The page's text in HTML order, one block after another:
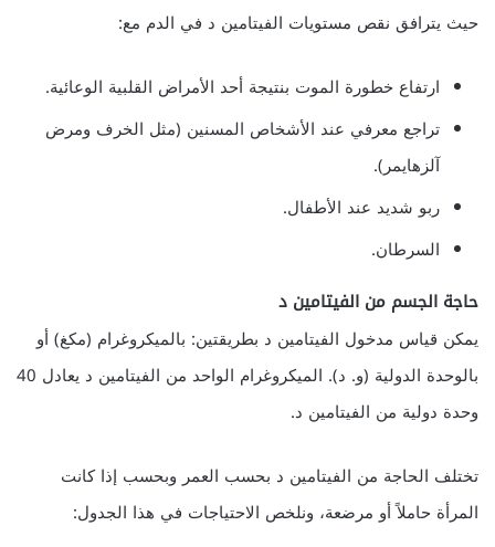
حيث يترافق نقص مستويات الفيتامين د في الدم مع:
ارتفاع خطورة الموت بنتيجة أحد الأمراض القلبية الوعائية.
تراجع معرفي عند الأشخاص المسنين (مثل الخرف ومرض
آلزهايمر).
ربو شديد عند الأطفال.
السرطان.
حاجة الجسم من الفيتامين د
يمكن قياس مدخول الفيتامين د بطريقتين: بالميكروغرام (مكغ) أو
بالوحدة الدولية (و. د). الميكروغرام الواحد من الفيتامين د يعادل 40
وحدة دولية من الفيتامين د.
تختلف الحاجة من الفيتامين د بحسب العمر وبحسب إذا كانت
المرأة حاملاً أو مرضعة، ونلخص الاحتياجات في هذا الجدول: